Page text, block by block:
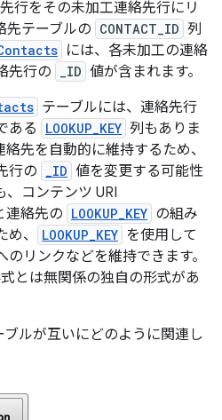
行をその未加工連絡先行にリ
先テーブルの CONTACT_ID 列
には、各未加工の連絡
先行の
_ID 値が含まれます。
テーブルには、連絡先行
ある
LOOKUP_KEY 列もありま
先を自動的に維持するため、
行の _ID 値を変更する可能性
コンテンツ URI
連絡先の LOOKUP_KEY の組み
、
LOOKUP_KEY を使用して
のリンクなどを維持できます。
とは無関係の独自の形式があ
ルが互いにどのように関連し